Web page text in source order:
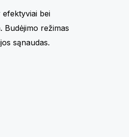
bei
Budėjimo režimas
sąnaudas.